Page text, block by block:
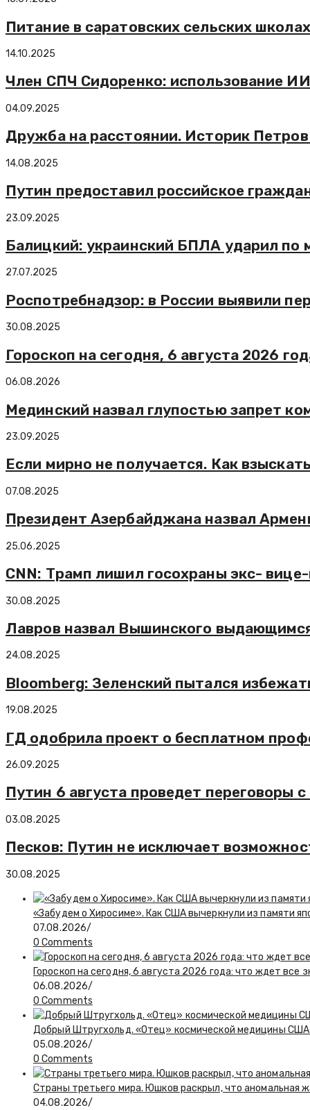
Питание в саратовских сельских
14.10.2025
Член СПЧ Сидоренко: использование
04.09.2025
Дружба на расстоянии. Историк
14.08.2025
Путин предоставил российское
23.09.2025
Балицкий: украинский БПЛА ударил
27.07.2025
Роспотребнадзор: в России выявили
30.08.2025
Гороскоп на сегодня, 6 августа 2026
06.08.2026
Мединский назвал глупостью запрет
23.09.2025
Если мирно не получается. Как
07.08.2025
Президент Азербайджана назвал
25.06.2025
CNN: Трамп лишил госохраны экс-
30.08.2025
Лавров назвал Вышинского
24.08.2025
Bloomberg: Зеленский пытался
19.08.2025
ГД одобрила проект о бесплатном
26.09.2025
Путин 6 августа проведет переговоры
03.08.2025
Песков: Путин не исключает
30.08.2025
«Забудем о Хиросиме». Как США вычеркнули из памяти
07.08.2026/
0 Comments
Гороскоп на сегодня, 6 августа 2026 года: что ждет все
06.08.2026/
0 Comments
Добрый Штругхольд. «Отец» космической медицины
05.08.2026/
0 Comments
Страны третьего мира. Юшков раскрыл, что аномальная
04.08.2026/